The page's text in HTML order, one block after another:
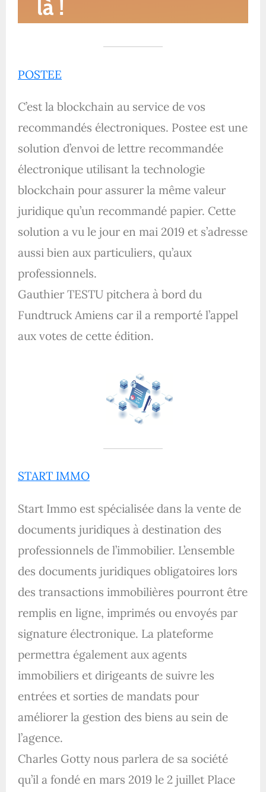
POSTEE
C’est la blockchain au service de vos
recommandés électroniques. Postee est une
solution d’envoi de lettre recommandée
électronique utilisant la technologie
blockchain pour assurer la même valeur
juridique qu’un recommandé papier. Cette
solution a vu le jour en mai 2019 et s’adresse
aussi bien aux particuliers, qu’aux
professionnels.
Gauthier TESTU pitchera à bord du
Fundtruck Amiens car il a remporté l’appel
aux votes de cette édition.
START IMMO
Start Immo est spécialisée dans la vente de
documents juridiques à destination des
professionnels de l’immobilier. L’ensemble
des documents juridiques obligatoires lors
des transactions immobilières pourront être
remplis en ligne, imprimés ou envoyés par
signature électronique. La plateforme
permettra également aux agents
immobiliers et dirigeants de suivre les
entrées et sorties de mandats pour
améliorer la gestion des biens au sein de
l’agence.
Charles Gotty nous parlera de sa société
qu’il a fondé en mars 2019 le 2 juillet Place